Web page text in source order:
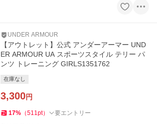
UNDER ARMOUR
【アウトレット】公式 アンダーアーマー UND
ER ARMOUR UA スポーツスタイル テリー パ
ンツ トレーニング GIRLS1351762
在庫なし
3,300円
17% （511pt） 要エントリー